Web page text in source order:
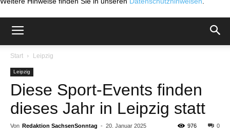
Start Leipzig
Leipzig
Diese Sport-Events finden
dieses Jahr in Leipzig statt
Von Redaktion SachsenSonntag - 20. Januar 2025 0
976